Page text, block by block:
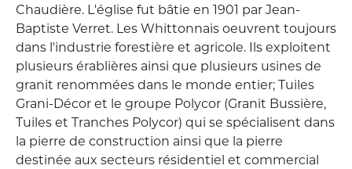
Chaudière. L'église fut bâtie en 1901 par Jean-
Baptiste Verret. Les Whittonnais oeuvrent toujours
dans l'industrie forestière et agricole. Ils exploitent
plusieurs érablières ainsi que plusieurs usines de
granit renommées dans le monde entier; Tuiles
Grani-Décor et le groupe Polycor (Granit Bussière,
Tuiles et Tranches Polycor) qui se spécialisent dans
la pierre de construction ainsi que la pierre
destinée aux secteurs résidentiel et commercial